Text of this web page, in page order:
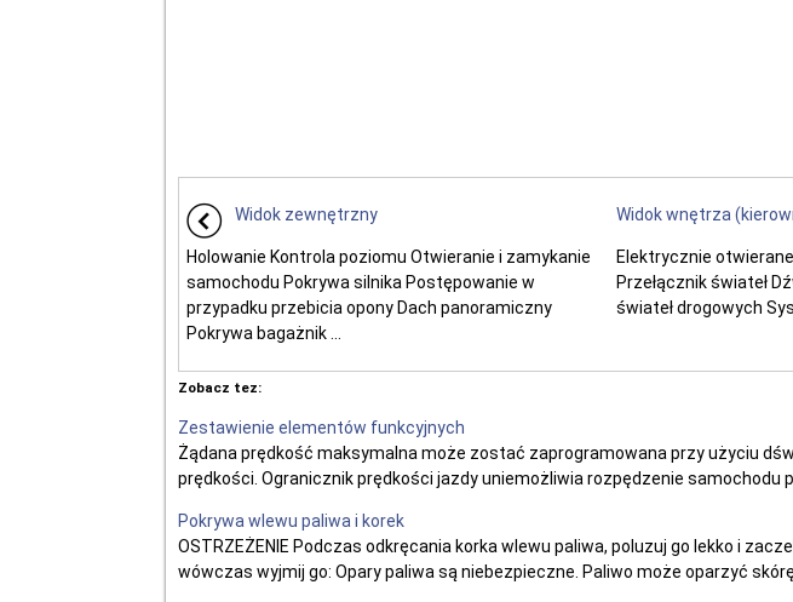
Widok zewnętrzny
Holowanie Kontrola poziomu Otwieranie i zamykanie
samochodu Pokrywa silnika Postępowanie w
przypadku przebicia opony Dach panoramiczny
Pokrywa bagażnik ...
Widok wnętrza
Elektrycznie
Przełącznik świateł
świateł drogowych
Zobacz tez:
Zestawienie elementów funkcyjnych
Żądana prędkość maksymalna może zostać zaprogramowana przy użyciu
prędkości. Ogranicznik prędkości jazdy uniemożliwia rozpędzenie samochodu
Pokrywa wlewu paliwa i korek
OSTRZEŻENIE Podczas odkręcania korka wlewu paliwa, poluzuj go lekko i
wówczas wyjmij go: Opary paliwa są niebezpieczne. Paliwo może oparzyć skórę